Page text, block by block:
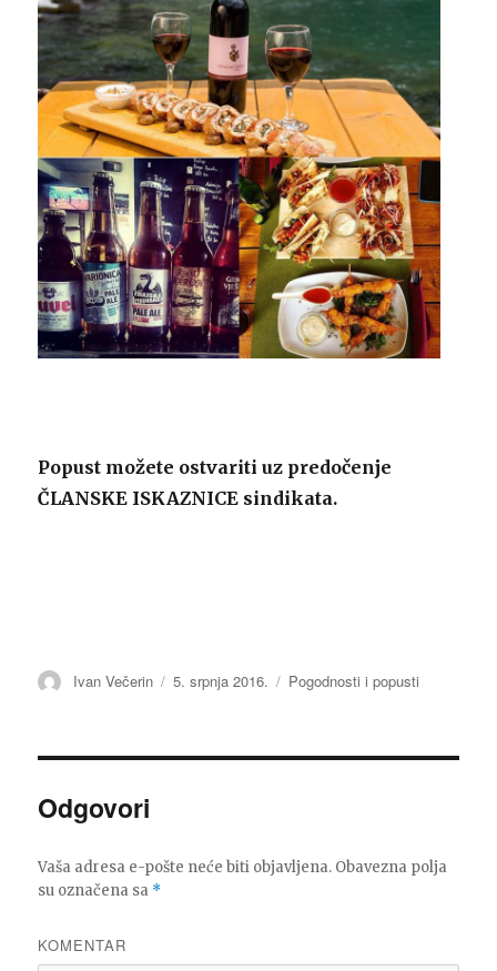
Popust možete ostvariti uz predočenje
ČLANSKE ISKAZNICE sindikata.
Autor
Ivan Večerin
Objavljeno
5. srpnja 2016. Kategorije
Pogodnosti i popusti
Odgovori
Vaša adresa e-pošte neće biti objavljena. Obavezna polja
su označena sa *
KOMENTAR